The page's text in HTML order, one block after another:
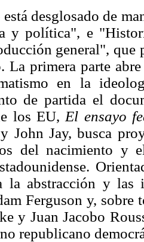
desglosado de
y política", e
general", que
La primera parte
en la
de partida el
los EU, El ensayo
John Jay, busca
del nacimiento y
la abstracción y las
Ferguson y, sobre
y Juan Jacobo
republicano